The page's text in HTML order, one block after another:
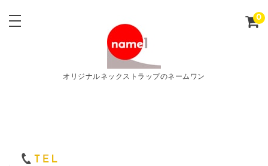
オリジナルネックストラップのネームワン
0